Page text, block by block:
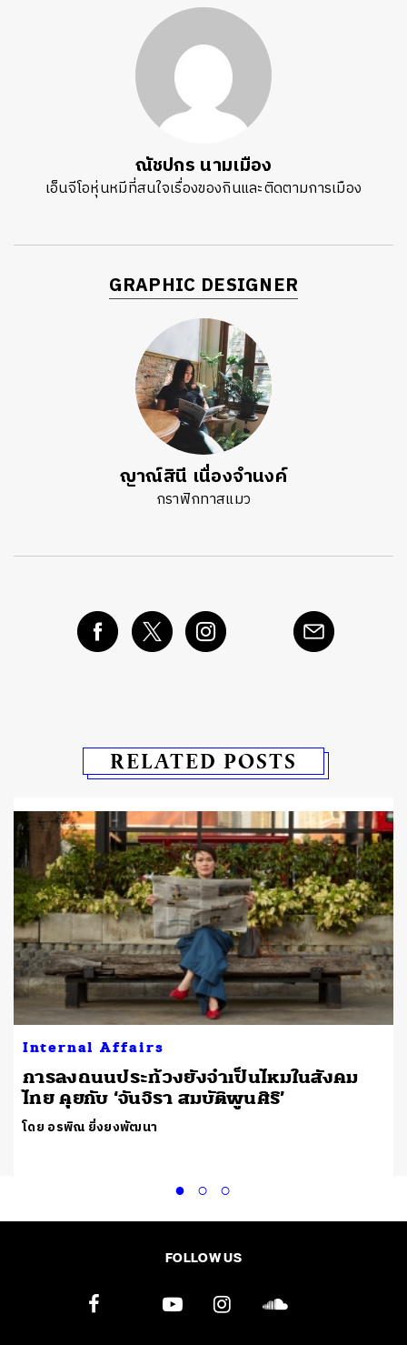
ณัชปกร นามเมือง
เอ็นจีโอหุ่นหมีที่สนใจเรื่องของกินและติดตามการเมือง
GRAPHIC DESIGNER
ญาณ์สินี เนื่องจำนงค์
กราฟิกทาสแมว
RELATED POSTS
Internal Affairs
การลงถนนประท้วงยังจำเป็นไหมในสังคม
ไทย คุยกับ ‘จันจิรา สมบัติพูนศิริ’
โดย อรพิณ ยิ่งยงพัฒนา
FOLLOW US